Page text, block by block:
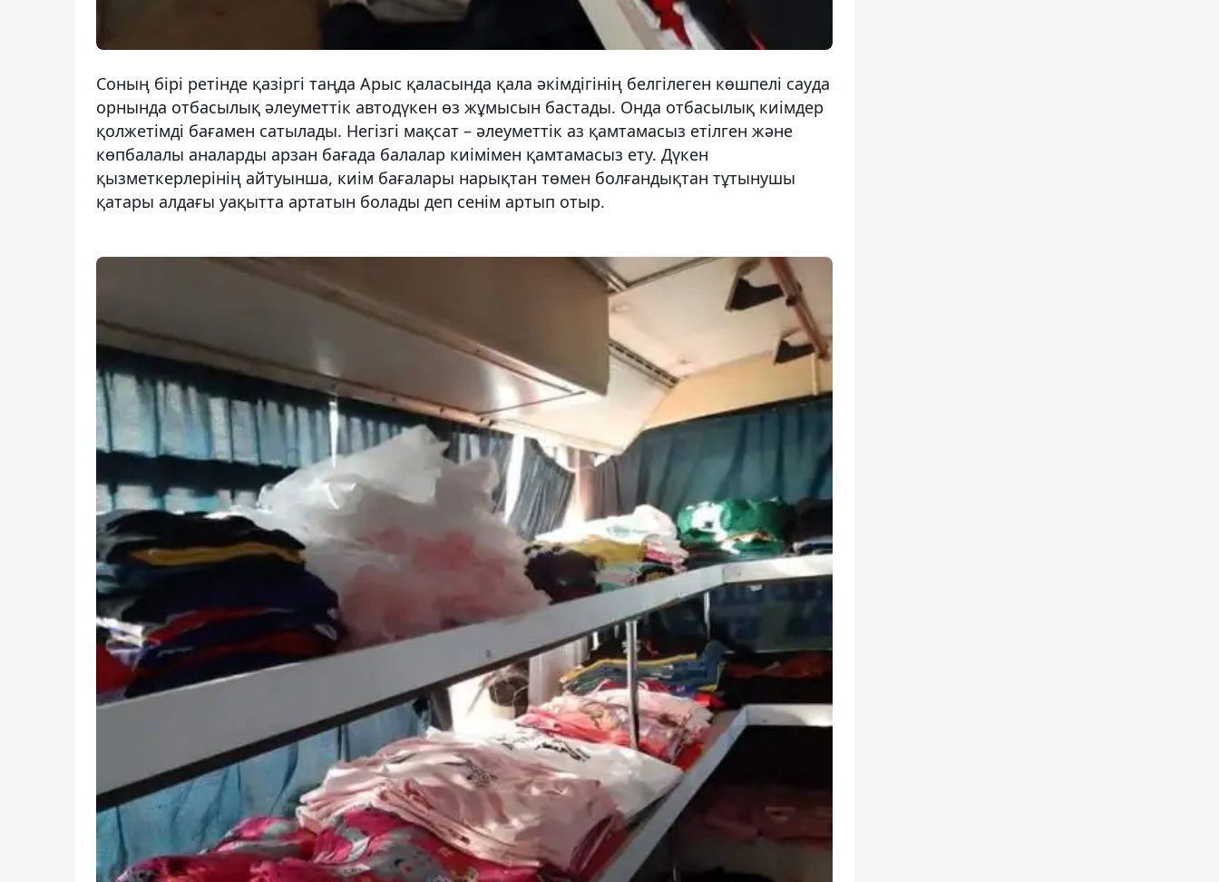
Соның бірі ретінде қазіргі таңда Арыс қаласында қала әкімдігінің белгілеген көшпелі сауда
орнында отбасылық әлеуметтік автодүкен өз жұмысын бастады. Онда отбасылық киімдер
қолжетімді бағамен сатылады. Негізгі мақсат – әлеуметтік аз қамтамасыз етілген және
көпбалалы аналарды арзан бағада балалар киімімен қамтамасыз ету. Дүкен
қызметкерлерінің айтуынша, киім бағалары нарықтан төмен болғандықтан тұтынушы
қатары алдағы уақытта артатын болады деп сенім артып отыр.